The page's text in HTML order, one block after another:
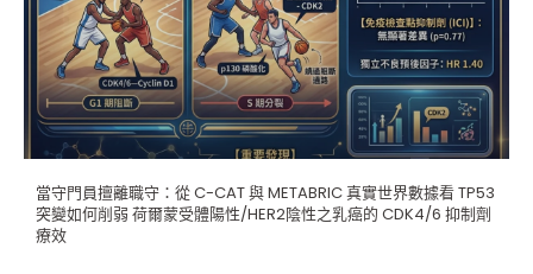
當守門員擅離職守：從 C-CAT 與 METABRIC 真實世界數據看 TP53
突變如何削弱 荷爾蒙受體陽性/HER2陰性之乳癌的 CDK4/6 抑制劑
療效